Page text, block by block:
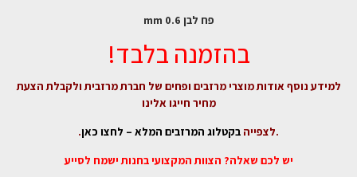
פח לבן 0.6 mm
בהזמנה בלבד!
למידע נוסף אודות מוצרי מרזבים ופחים של חברת מרזבית ולקבלת הצעת
מחיר חייגו אלינו
.לצפייה בקטלוג המרזבים המלא – לחצו כאן.
יש לכם שאלה? הצוות המקצועי בחנות ישמח לסייע